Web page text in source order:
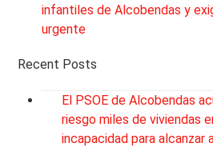
infantiles de Alcobendas y
urgente
Recent Posts
El PSOE de Alcobendas
riesgo miles de viviendas
incapacidad para alcanzar